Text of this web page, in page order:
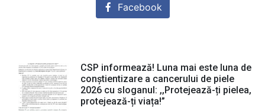
Facebook
CSP informează! Luna mai este luna de
conștientizare a cancerului de piele
2026 cu sloganul: ,,Protejează-ți pielea,
protejează-ți viața!”